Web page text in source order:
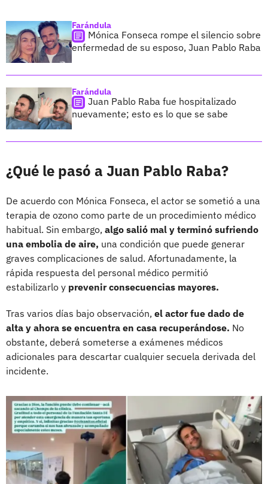
Farándula
Mónica Fonseca rompe el silencio sobre
enfermedad de su esposo, Juan Pablo Raba
Farándula
Juan Pablo Raba fue hospitalizado
nuevamente; esto es lo que se sabe
¿Qué le pasó a Juan Pablo Raba?
De acuerdo con Mónica Fonseca, el actor se sometió a una
terapia de ozono como parte de un procedimiento médico
habitual. Sin embargo, algo salió mal y terminó sufriendo
una embolia de aire, una condición que puede generar
graves complicaciones de salud. Afortunadamente, la
rápida respuesta del personal médico permitió
estabilizarlo y prevenir consecuencias mayores.
Tras varios días bajo observación, el actor fue dado de
alta y ahora se encuentra en casa recuperándose. No
obstante, deberá someterse a exámenes médicos
adicionales para descartar cualquier secuela derivada del
incidente.